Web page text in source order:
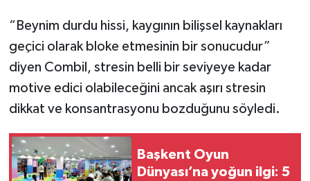
“Beynim durdu hissi, kaygının bilişsel kaynakları
geçici olarak bloke etmesinin bir sonucudur”
diyen Combil, stresin belli bir seviyeye kadar
motive edici olabileceğini ancak aşırı stresin
dikkat ve konsantrasyonu bozduğunu söyledi.
Başkent Oyun
Dünyası’na yoğun ilgi: 5